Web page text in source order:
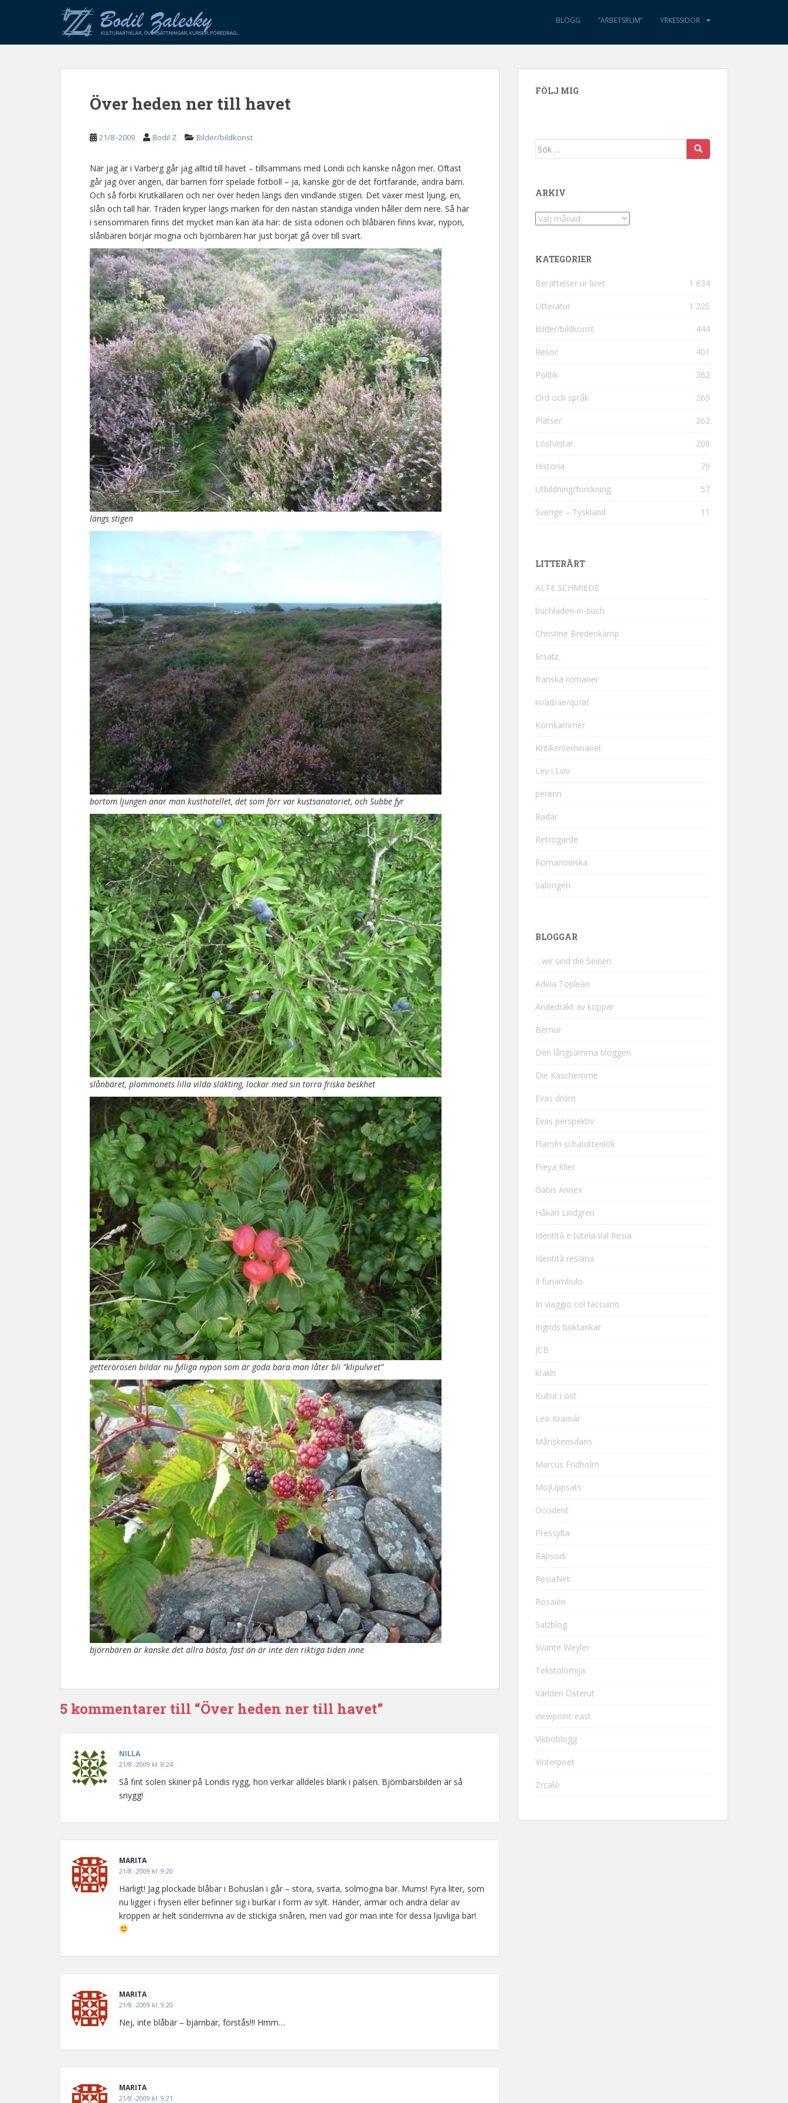
p
BLOGG ”ARBETSRUM” YRKESSIDOR
Över heden ner till havet
21/8 -2009 Bodil Z Bilder/bildkonst
När jag är i Varberg går jag alltid till havet – tillsammans med Londi och kanske någon mer. Oftast
går jag över ängen, där barnen förr spelade fotboll – ja, kanske gör de det fortfarande, andra barn.
Och så förbi Krutkällaren och ner över heden längs den vindlande stigen. Det växer mest ljung, en,
slån och tall här. Träden kryper längs marken för den nästan ständiga vinden håller dem nere. Så här
i sensommaren finns det mycket man kan äta här: de sista odonen och blåbären finns kvar, nypon,
slånbären börjar mogna och björnbären har just börjat gå över till svart.
längs stigen
bortom ljungen anar man kusthotellet, det som förr var kustsanatoriet, och Subbe fyr
slånbäret, plommonets lilla vilda släkting, lockar med sin torra friska beskhet
getterörosen bildar nu fylliga nypon som är goda bara man låter bli ”klipulvret”
björnbären är kanske det allra bästa, fast än är inte den riktiga tiden inne
5 kommentarer till “Över heden ner till havet”
NILLA
21/8 -2009 kl. 8:24
Så fint solen skiner på Londis rygg, hon verkar alldeles blank i pälsen. Björnbärsbilden är så
snygg!
MARITA
21/8 -2009 kl. 9:20
Härligt! Jag plockade blåbär i Bohuslän i går – stora, svarta, solmogna bär. Mums! Fyra liter, som
nu ligger i frysen eller befinner sig i burkar i form av sylt. Händer, armar och andra delar av
kroppen är helt sönderrivna av de stickiga snåren, men vad gör man inte för dessa ljuvliga bär!
MARITA
21/8 -2009 kl. 9:20
Nej, inte blåbär – bjärnbär, förstås!!! Hmm…
MARITA
21/8 -2009 kl. 9:21
FÖLJ MIG
Sök efter:
ARKIV
Arkiv
KATEGORIER
Berättelser ur livet 1 634
Litteratur 1 225
Bilder/bildkonst 444
Resor 401
Politik 362
Ord och språk 269
Platser 262
Löshästar 208
Historia 79
Utbildning/forskning 57
Sverige – Tyskland 11
LITTERÄRT
ALTE SCHMIEDE
buchladen-in-buch
Christine Bredenkamp
Ersatz
franska romaner
in/ad/ae/qu/at
Kornkammer
Kritikerseminariet
Lev i Lviv
perenn
Radar
Retrogarde
Romanowska
Salongen
BLOGGAR
…wir sind die Seinen
Adela Toplean
Andedräkt av koppar
Bernur
Den långsamma bloggen
Die Kaschemme
Evas dröm
Evas perspektiv
Flarnfri schalottenlök
Freya Klier
Gabis Annex
Håkan Lindgren
Identità e tutela Val Resia
Identità resiana
Il funambulo
In viaggio col taccuino
Ingrids boktankar
JCB
krakri
Kultur i öst
Leo Kramár
Månskensdans
Marcus Fridholm
MojUppsats
Occident
Pressylta
Rapsodi
ResiaNet
Rosaièn
Salzblog
Svante Weyler
Tekstolomija
Världen Österut
viewpoint-east
Vikboblogg
Vinterpoet
Zrcalo